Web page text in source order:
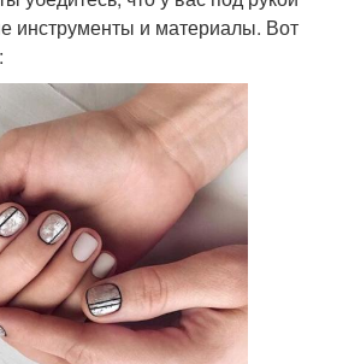
инструменты и материалы. Вот